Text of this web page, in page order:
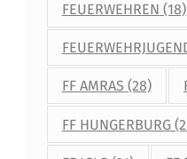
FEUERWEHREN (18)
FF AMRAS (28)
FF HUNGERBURG